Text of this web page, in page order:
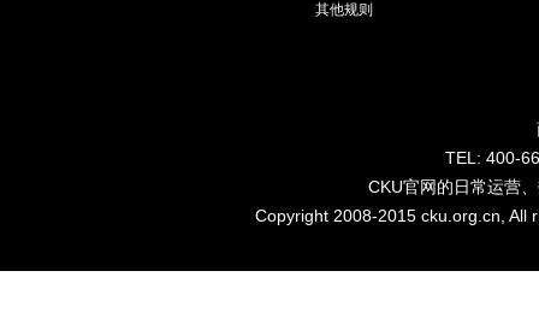
其他规则
TEL: 400-
CKU官网的日常运营
Copyright 2008-2015 cku.org.cn,